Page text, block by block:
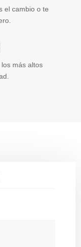
el cambio o te
más altos